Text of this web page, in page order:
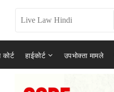
कोर्ट हाईकोर्ट उपभोक्ता मामले